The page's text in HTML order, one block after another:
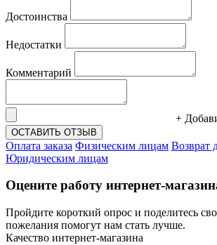
Достоинства
Недостатки
Комментарий
+
ОСТАВИТЬ ОТЗЫВ
Оплата заказа Физическим лицам Возврат
Юридическим лицам
Оцените работу интернет-
Пройдите короткий опрос и поделитесь
пожелания помогут нам стать лучше.
Качество интернет-магазина